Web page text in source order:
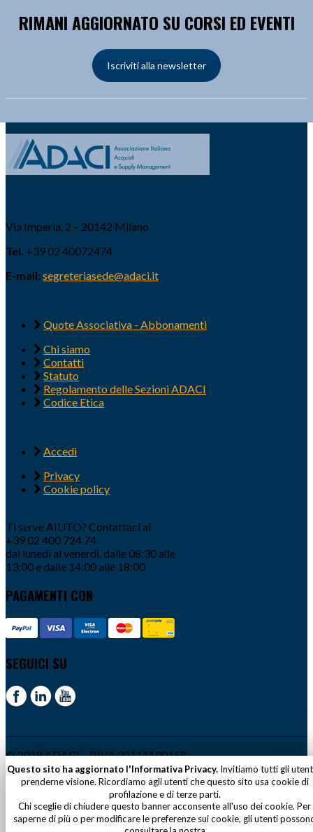
RIMANI AGGIORNATO SU CORSI ED EVENTI
Iscriviti alla newsletter
Via Imperia, 2 – 20142 Milano
Tel. +39 02 40072474
E-mail: segreteriasede@adaci.it
Quote Associativa - Abbonamenti
Chi siamo
Contatti
Statuto
Regolamento delle Sezioni ADACI
Codice Etica
Accedi
Privacy
Cookie policy
Ti serve AIUTO? Contattaci al
+39 02 400 724 74
dal lunedì al venerdì, dalle 08:30 alle
13:00 e dalle 14:00 alle 18:00
PAGAMENTI CON
SEGUICI SU
© 2018 ADACI – P.IVA 02111100158
Questo sito ha aggiornato l'Informativa Privacy. Invitiamo tutti gli
prenderne visione. Ricordiamo agli utenti che questo sito usa cookie di
profilazione e di terze parti.
Chi sceglie di chiudere questo banner acconsente all'uso dei cookie. Per
saperne di più o per modificare le preferenze sui cookie, gli utenti